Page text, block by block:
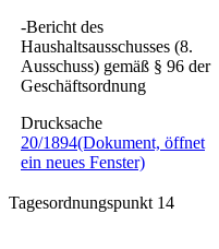
-Bericht des
Haushaltsausschusses (8.
Ausschuss) gemäß § 96 der
Geschäftsordnung
Drucksache
20/1894(Dokument, öffnet
ein neues Fenster)
Tagesordnungspunkt 14